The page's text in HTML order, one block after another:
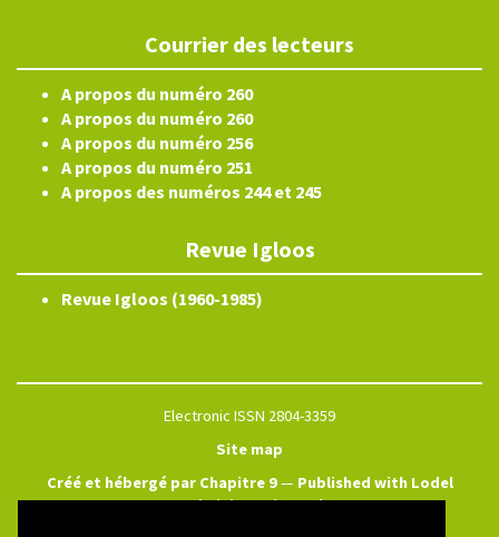
Courrier des lecteurs
A propos du numéro 260
A propos du numéro 260
A propos du numéro 256
A propos du numéro 251
A propos des numéros 244 et 245
Revue Igloos
Revue Igloos (1960-1985)
Electronic ISSN 2804-3359
Site map
Créé et hébergé par Chapitre 9— Published with Lodel
—Administration only